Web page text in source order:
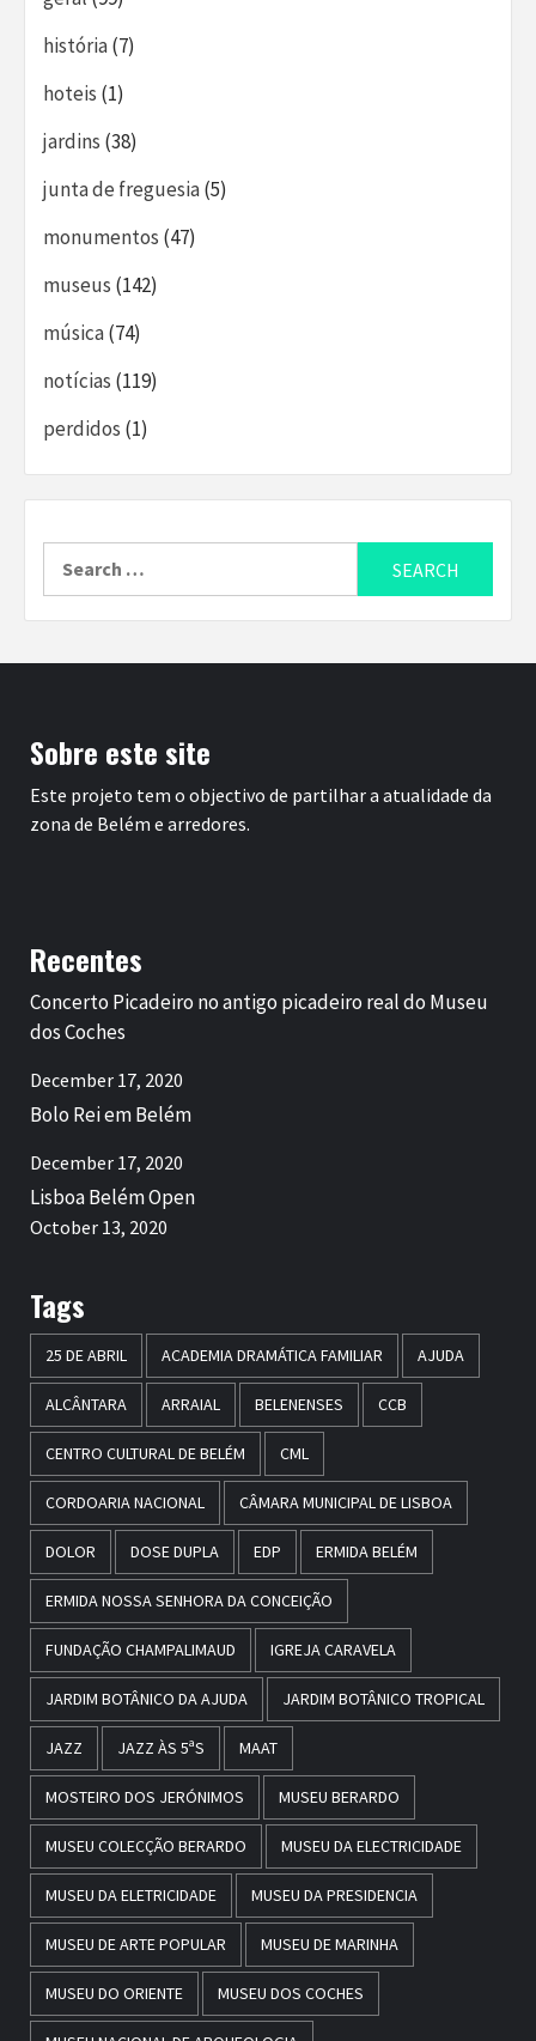
história(7)
hoteis (1)
jardins (38)
junta de freguesia(5)
monumentos (47)
museus (142)
música(74)
notícias (119)
perdidos (1)
Sobre este site
Este projeto tem o objectivo de partilhar a atualidade da
zona de Belém e arredores.
Recentes
Concerto Picadeiro no antigo picadeiro real do Museu
dos Coches
December 17, 2020
Bolo Rei em Belém
December 17, 2020
Lisboa Belém Open
October 13, 2020
Tags
25 DE ABRIL ACADEMIA DRAMÁTICA FAMILIAR AJUDA
ALCÂNTARA ARRAIAL BELENENSES CCB
CENTRO CULTURAL DE BELÉM CML
CORDOARIA NACIONAL CÂMARA MUNICIPAL DE LISBOA
DOLOR DOSE DUPLA EDP ERMIDA BELÉM
ERMIDA NOSSA SENHORA DA CONCEIÇÃO
FUNDAÇÃO CHAMPALIMAUD IGREJA CARAVELA
JARDIM BOTÂNICO DA AJUDA JARDIM BOTÂNICO TROPICAL
JAZZ JAZZ ÀS 5ªS MAAT
MOSTEIRO DOS JERÓNIMOS MUSEU BERARDO
MUSEU COLECÇÃO BERARDO MUSEU DA ELECTRICIDADE
MUSEU DA ELETRICIDADE MUSEU DA PRESIDENCIA
MUSEU DE ARTE POPULAR MUSEU DE MARINHA
MUSEU DO ORIENTE MUSEU DOS COCHES